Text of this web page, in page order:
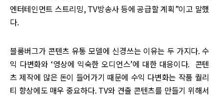
엔터테인먼트 스트리밍, TV방송사 등에 공급할 계획”이고 말했
다.
블룸버그가 콘텐츠 유통 모델에 신경쓰는 이유는 두 가지다. 수
익 다변화와 ‘영상에 익숙한 오디언스’에 대한 대응이다. 콘텐
츠 제작에 많은 돈이 들어가기 때문에 수익 다변화는 작품 퀄리
티 향상에도 매우 중요하다. TV와 견출 콘텐츠를 만들기 위해서